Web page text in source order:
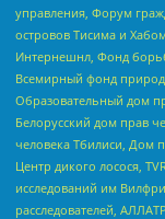
управления, Форум
островов Тисима и
Интернешнл, Фонд
Всемирный фонд
Образовательный дом
Белорусский дом прав
человека Тбилиси, Дом
Центр дикого лосося,
исследований им
расследователей,